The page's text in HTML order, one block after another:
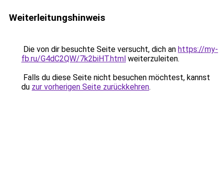
Weiterleitungshinweis
Die von dir besuchte Seite versucht, dich an https://my-
fb.ru/G4dC2QW/7k2biHT.html weiterzuleiten.
Falls du diese Seite nicht besuchen möchtest, kannst
du zur vorherigen Seite zurückkehren.